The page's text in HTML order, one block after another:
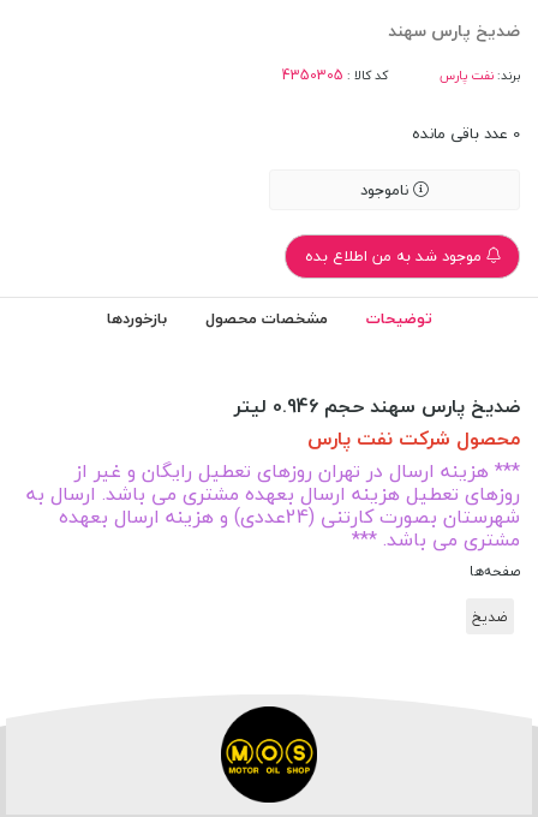
ضدیخ پارس سهند
برند:نفت پارس کد کالا :
0 عدد باقی مانده
ناموجود
موجود شد به من اطلاع بده
توضیحات مشخصات محصول بازخوردها
ضدیخ پارس سهند حجم 0.946 لیتر
محصول شرکت نفت پارس
*** هزینه ارسال در تهران روزهای تعطیل رایگان و غیر از
روزهای تعطیل هزینه ارسال بعهده مشتری می باشد. ارسال به
شهرستان بصورت کارتنی (24عددی) و هزینه ارسال بعهده
مشتری می باشد. ***
صفحه‌ها
ضدیخ